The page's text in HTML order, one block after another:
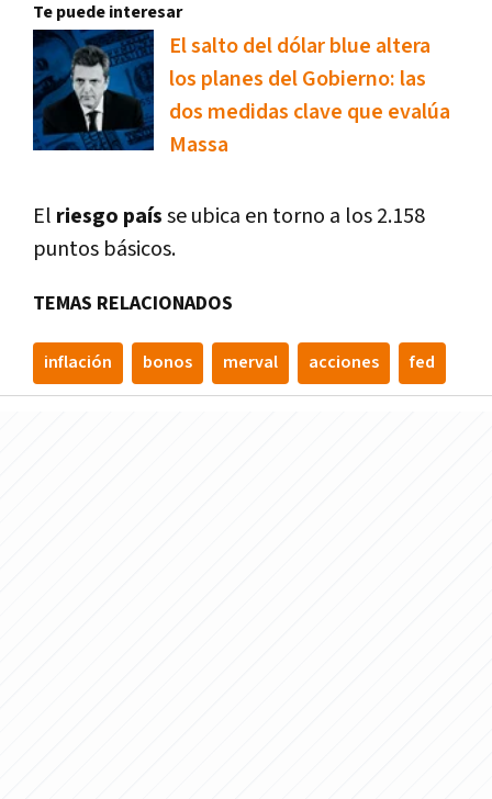
Te puede interesar
El salto del dólar blue altera
los planes del Gobierno: las
dos medidas clave que evalúa
Massa
El riesgo paísse ubica en torno a los 2.158
puntos básicos.
TEMAS RELACIONADOS
inflación bonos merval acciones fed